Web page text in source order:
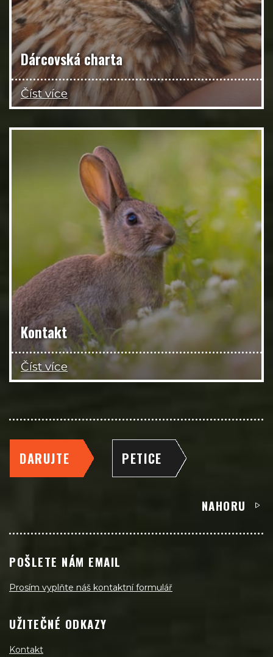
Dárcovská charta
Číst více
Kontakt
Číst více
DARUJTE PETICE
NAHORU
POŠLETE NÁM EMAIL
Prosím vyplňte náš kontaktní formulář
UŽITEČNÉ ODKAZY
Kontakt